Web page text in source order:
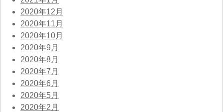
2020年12月
2020年11月
2020年10月
2020年9月
2020年8月
2020年7月
2020年6月
2020年5月
2020年2月